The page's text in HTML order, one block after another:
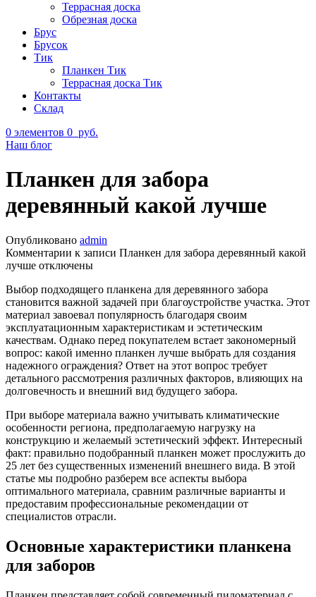
Террасная доска
Обрезная доска
Брус
Брусок
Тик
Планкен Тик
Террасная доска Тик
Контакты
Склад
0 элементов 0 руб.
Наш блог
Планкен для забора
деревянный какой лучше
Опубликовано admin
Комментарии к записи Планкен для забора деревянный какой
лучше отключены
Выбор подходящего планкена для деревянного забора
становится важной задачей при благоустройстве участка. Этот
материал завоевал популярность благодаря своим
эксплуатационным характеристикам и эстетическим
качествам. Однако перед покупателем встает закономерный
вопрос: какой именно планкен лучше выбрать для создания
надежного ограждения? Ответ на этот вопрос требует
детального рассмотрения различных факторов, влияющих на
долговечность и внешний вид будущего забора.
При выборе материала важно учитывать климатические
особенности региона, предполагаемую нагрузку на
конструкцию и желаемый эстетический эффект. Интересный
факт: правильно подобранный планкен может прослужить до
25 лет без существенных изменений внешнего вида. В этой
статье мы подробно разберем все аспекты выбора
оптимального материала, сравним различные варианты и
предоставим профессиональные рекомендации от
специалистов отрасли.
Основные характеристики планкена
для заборов